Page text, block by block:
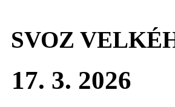
SVOZ
17. 3. 2026